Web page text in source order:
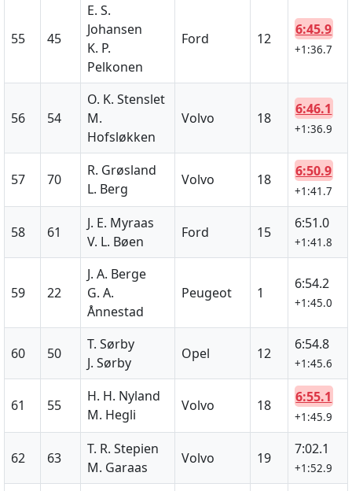
55 45
E. S.
Johansen
K. P.
Pelkonen
Ford 12
6:45.9
+1:36.7
56 54
O. K. Stenslet
M.
Hofsløkken
Volvo 18
6:46.1
+1:36.9
57 70
R. Grøsland
L. Berg
Volvo 18
6:50.9
+1:41.7
58 61
J. E. Myraas
V. L. Bøen
Ford 15
6:51.0
+1:41.8
59 22
J. A. Berge
G. A.
Ånnestad
Peugeot 1
6:54.2
+1:45.0
60 50
T. Sørby
J. Sørby
Opel 12
6:54.8
+1:45.6
61 55
H. H. Nyland
M. Hegli
Volvo 18
6:55.1
+1:45.9
62 63
T. R. Stepien
M. Garaas
Volvo 19
7:02.1
+1:52.9